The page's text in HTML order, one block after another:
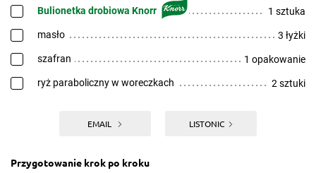
Bulionetka drobiowa Knorr 1 sztuka
masło 3 łyżki
szafran 1 opakowanie
ryż paraboliczny w woreczkach 2 sztuki
EMAIL LISTONIC
Przygotowanie krok po kroku